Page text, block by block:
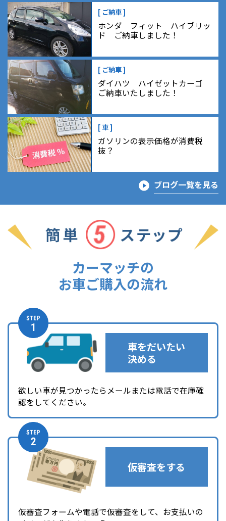
[ ご納車 ]
ホンダ フィット ハイブリッ
ド ご納車しました！
[ ご納車 ]
ダイハツ ハイゼットカーゴ
ご納車いたしました！
[ 車 ]
ガソリンの表示価格が消費税
抜？
ブログ一覧を見る
カーマッチの
お車ご購入の流れ
車をだいたい
決める
欲しい車が見つかったらメールまたは電話で在庫確
認をしてください。
仮審査をする
仮審査フォームや電話で仮審査をして、お支払いの